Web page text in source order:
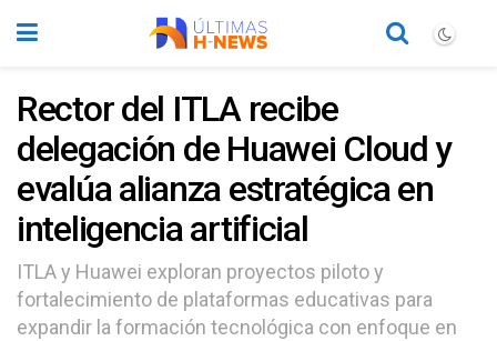
Rector del ITLA recibe
delegación de Huawei Cloud y
evalúa alianza estratégica en
inteligencia artificial
ITLA y Huawei exploran proyectos piloto y
fortalecimiento de plataformas educativas para
expandir la formación tecnológica con enfoque en